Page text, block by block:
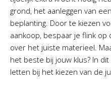
grond, het aanleggen van
beplanting. Door te kiezen
aankoop, bespaar je flink
over het juiste materieel.
het beste bij jouw klus? In
letten bij het kiezen van de